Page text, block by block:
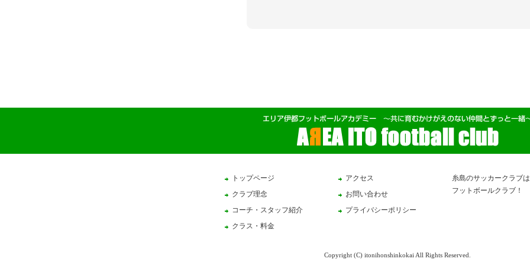
トップページ
クラブ理念
コーチ・スタッフ紹介
クラス・料金
アクセス
お問い合わせ
プライバシーポリシー
糸島のサッカークラブ
フットボールクラブ！
Copyright (C) itonihonshinkokai All Rights Reserved.